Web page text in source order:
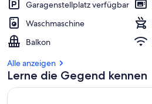
Garagenstellplatz verfügbar
Waschmaschine
Balkon
Alle anzeigen
Lerne die Gegend kennen